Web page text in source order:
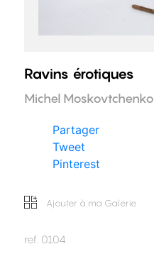
Ravins érotiques
Michel Moskovtchenko
Partager
Tweet
Pinterest
Ajouter à ma Galerie
ref. 0104